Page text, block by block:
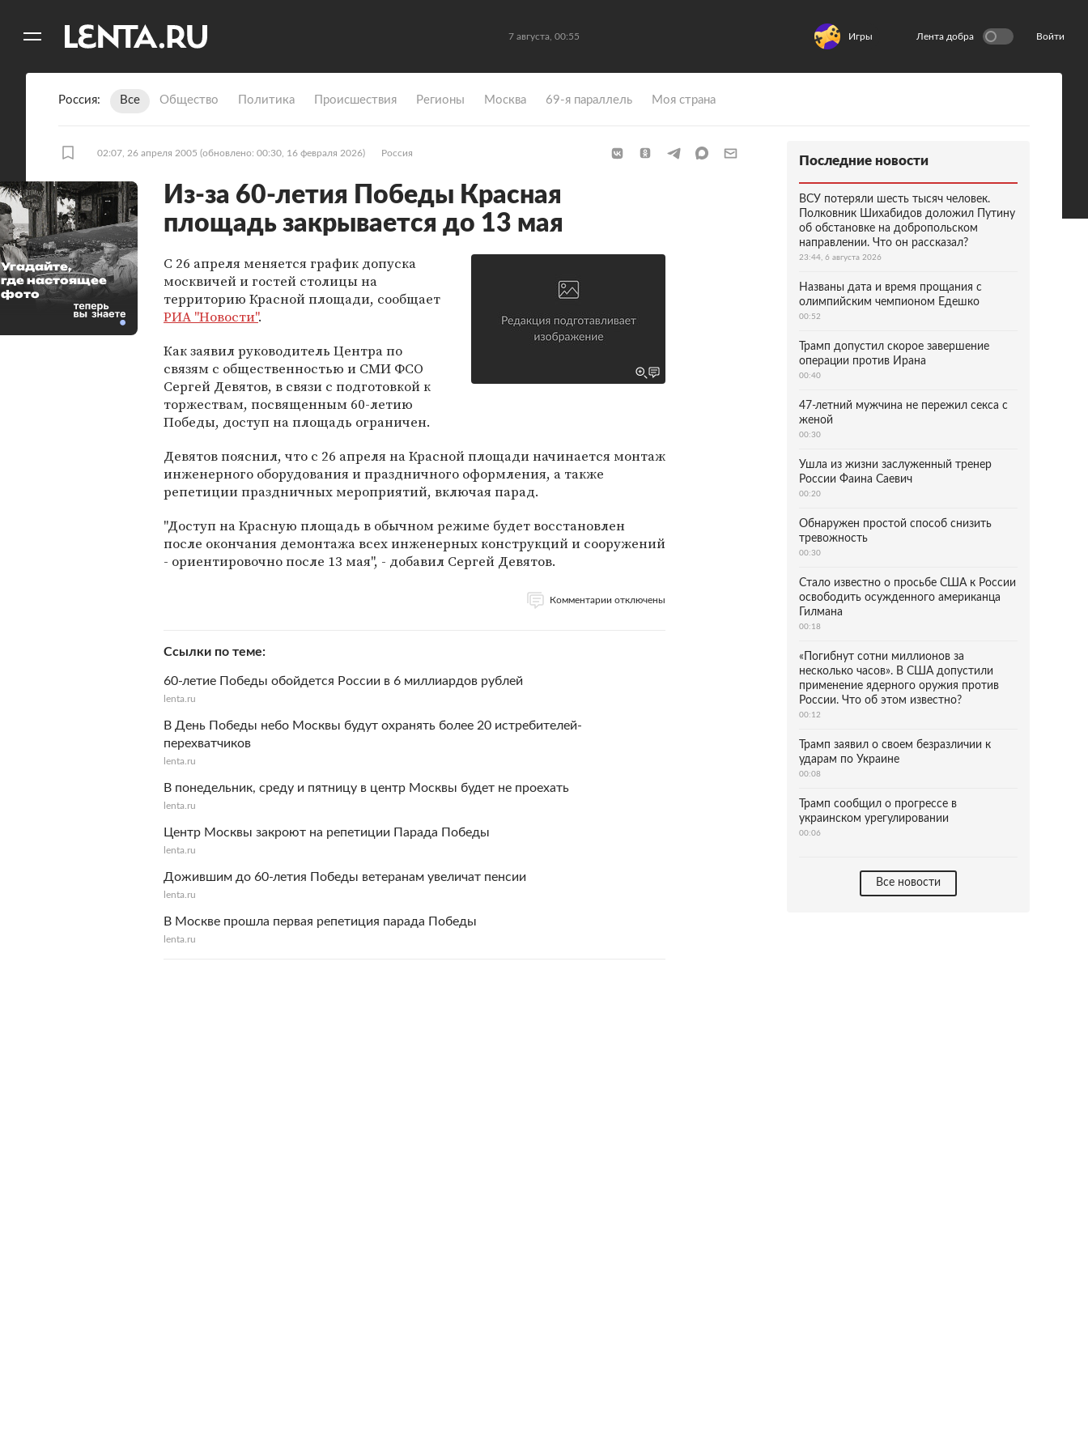
7 августа, 00:55 Игры Лента добра Войти
Россия Все Общество Политика Происшествия Регионы Москва 69-я параллель Моя страна
02:07, 26 апреля 2005 (обновлено: 00:30, 16 февраля 2026) Россия
Из-за 60-летия Победы Красная
площадь закрывается до 13 мая
С 26 апреля меняется график допуска
москвичей и гостей столицы на
территорию Красной площади, сообщает
РИА "Новости".
Как заявил руководитель Центра по
связям с общественностью и СМИ ФСО
Сергей Девятов, в связи с подготовкой к
торжествам, посвященным 60-летию
Победы, доступ на площадь ограничен.
Девятов пояснил, что с 26 апреля на Красной площади начинается монтаж
инженерного оборудования и праздничного оформления, а также
репетиции праздничных мероприятий, включая парад.
"Доступ на Красную площадь в обычном режиме будет восстановлен
после окончания демонтажа всех инженерных конструкций и сооружений
- ориентировочно после 13 мая", - добавил Сергей Девятов.
Комментарии отключены
Ссылки по теме
60-летие Победы обойдется России в 6 миллиардов рублей
lenta.ru
В День Победы небо Москвы будут охранять более 20 истребителей-
перехватчиков
lenta.ru
В понедельник, среду и пятницу в центр Москвы будет не проехать
lenta.ru
Центр Москвы закроют на репетиции Парада Победы
lenta.ru
Дожившим до 60-летия Победы ветеранам увеличат пенсии
lenta.ru
В Москве прошла первая репетиция парада Победы
lenta.ru
Угадайте,
где настоящее
фото
Последние новости
ВСУ потеряли шесть тысяч человек.
Полковник Шихабидов доложил Путину
об обстановке на добропольском
направлении. Что он рассказал?
23:44, 6 августа 2026
Названы дата и время прощания с
олимпийским чемпионом Едешко
00:52
Трамп допустил скорое завершение
операции против Ирана
00:40
47-летний мужчина не пережил секса с
женой
00:30
Ушла из жизни заслуженный тренер
России Фаина Саевич
00:20
Обнаружен простой способ снизить
тревожность
00:30
Стало известно о просьбе США к России
освободить осужденного американца
Гилмана
00:18
«Погибнут сотни миллионов за
несколько часов». В США допустили
применение ядерного оружия против
России. Что об этом известно?
00:12
Трамп заявил о своем безразличии к
ударам по Украине
00:08
Трамп сообщил о прогрессе в
украинском урегулировании
00:06
Все новости